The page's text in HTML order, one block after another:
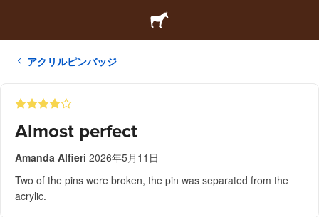
アクリルピンバッジ
Almost perfect
Amanda Alfieri 2026年5月11日
Two of the pins were broken, the pin was separated from the
acrylic.